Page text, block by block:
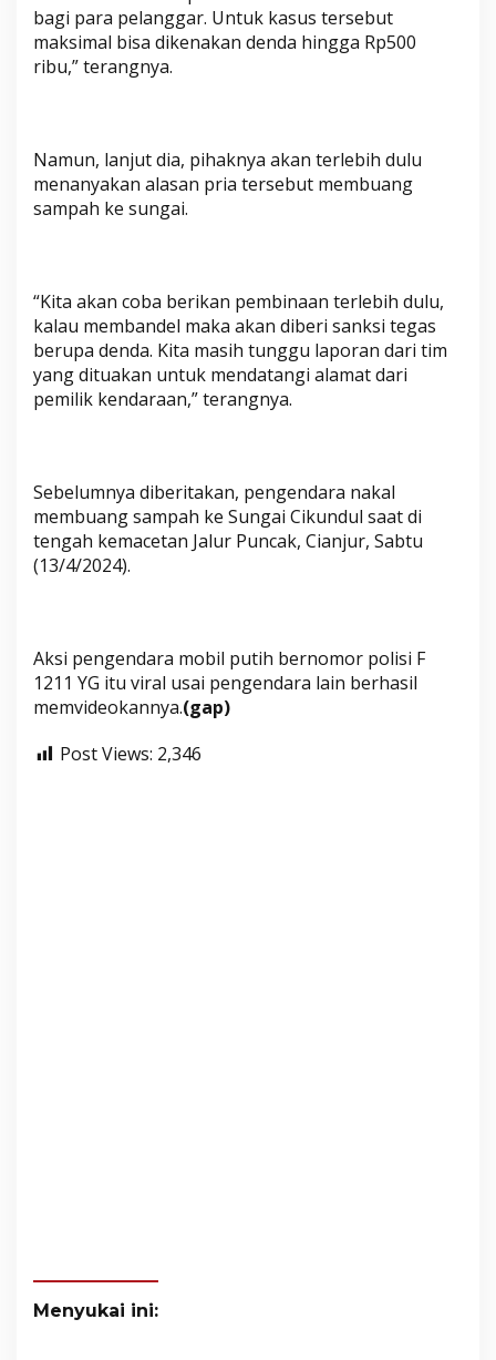
bagi para pelanggar. Untuk kasus tersebut
maksimal bisa dikenakan denda hingga Rp500
ribu,” terangnya.
Namun, lanjut dia, pihaknya akan terlebih dulu
menanyakan alasan pria tersebut membuang
sampah ke sungai.
“Kita akan coba berikan pembinaan terlebih dulu,
kalau membandel maka akan diberi sanksi tegas
berupa denda. Kita masih tunggu laporan dari tim
yang dituakan untuk mendatangi alamat dari
pemilik kendaraan,” terangnya.
Sebelumnya diberitakan, pengendara nakal
membuang sampah ke Sungai Cikundul saat di
tengah kemacetan Jalur Puncak, Cianjur, Sabtu
(13/4/2024).
Aksi pengendara mobil putih bernomor polisi F
1211 YG itu viral usai pengendara lain berhasil
memvideokannya.(gap)
Post Views: 2,346
Menyukai ini: